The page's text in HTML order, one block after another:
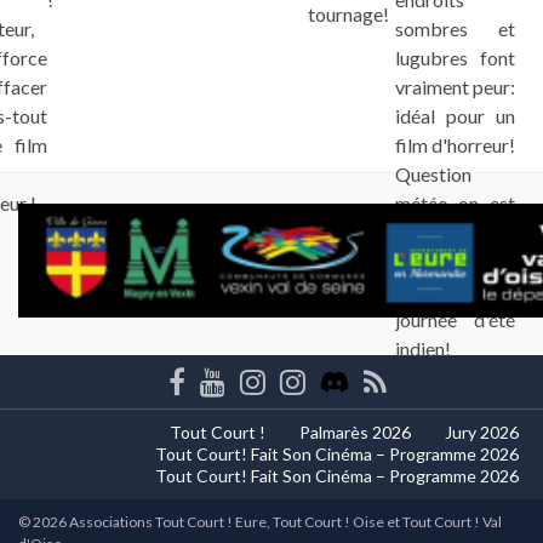
tout
film
!
tournage!
sombres et
lugubres font
vraiment peur:
idéal pour un
film d'horreur!
Question
météo on est
chanceux: il
fait un temps
superbe, une
journée d'été
indien!
Tout Court ! Palmarès 2026
Jury 2026
Tout Court! Fait Son Cinéma – Programme 2026
Tout Court! Fait Son Cinéma – Programme 2026
© 2026 Associations Tout Court ! Eure, Tout Court ! Oise et Tout Court ! Val